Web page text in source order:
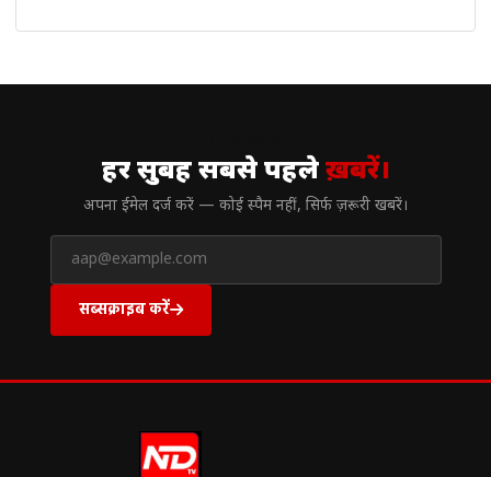
हर सुबह सबसे पहलेख़बरें।
अपना ईमेल दर्ज करें — कोई स्पैम नहीं, सिर्फ ज़रूरी खबरें।
सब्सक्राइब करें